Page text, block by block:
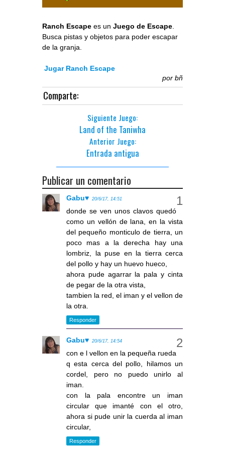
Ranch Escape es un Juego de Escape
Busca pistas y objetos para poder escapar
de la granja.
Jugar Ranch Escape
por bñ
Comparte:
Siguiente Juego:
Land of the Taniwha
Anterior Juego:
Entrada antigua
Publicar un comentario
Gabu♥ 20/6/17, 14:51
donde se ven unos clavos quedó
como un vellón de lana, en la vista
del pequeño monticulo de tierra, un
poco mas a la derecha hay una
lombriz, la puse en la tierra cerca
del pollo y hay un huevo hueco,
ahora pude agarrar la pala y cinta
de pegar de la otra vista,
tambien la red, el iman y el vellon de
la otra.
Responder
Gabu♥ 20/6/17, 14:54
con e l vellon en la pequeña rueda
q esta cerca del pollo, hilamos un
cordel, pero no puedo unirlo al
iman.
con la pala encontre un iman
circular que imanté con el otro,
ahora si pude unir la cuerda al iman
circular,
Responder